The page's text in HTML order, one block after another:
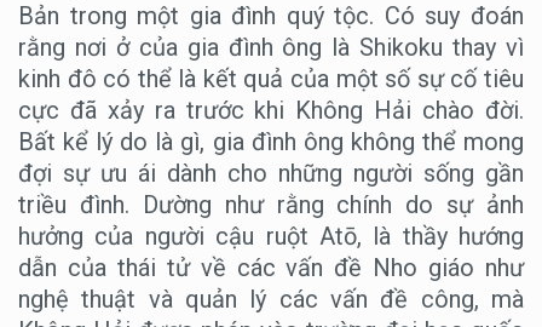
Bản trong một gia đình quý tộc. Có suy đoán
rằng nơi ở của gia đình ông là Shikoku thay vì
kinh đô có thể là kết quả của một số sự cố tiêu
cực đã xảy ra trước khi Không Hải chào đời.
Bất kể lý do là gì, gia đình ông không thể mong
đợi sự ưu ái dành cho những người sống gần
triều đình. Dường như rằng chính do sự ảnh
hưởng của người cậu ruột Atō, là thầy hướng
dẫn của thái tử về các vấn đề Nho giáo như
nghệ thuật và quản lý các vấn đề công, mà